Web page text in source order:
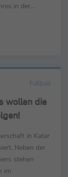
in der
Fußball
wollen die
in Katar
Neben der
stehen
im